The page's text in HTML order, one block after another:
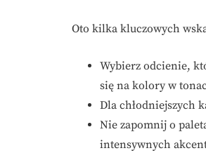
Oto kilka kluczowych
Wybierz odcienie,
się na kolory w
Dla chłodniejszych
Nie zapomnij o
intensywnych